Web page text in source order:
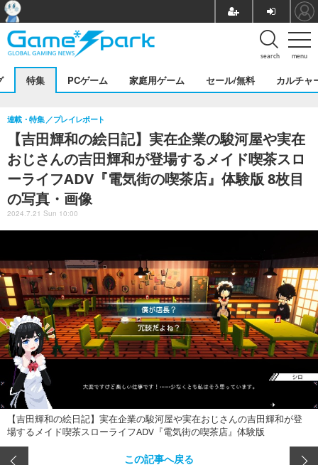
menu
search
特集 PCゲーム 家庭用ゲーム セール/無料 カルチャ
【吉田輝和の絵日記】実在企業の駿河屋や実在
おじさんの吉田輝和が登場するメイド喫茶スロ
ーライフADV『電気街の喫茶店』体験版 8枚目
の写真・画像
連載・特集 プレイレポート
2024.7.21 Sun 10:00
【吉田輝和の絵日記】実在企業の駿河屋や実在おじさんの吉田輝和が登
場するメイド喫茶スローライフADV『電気街の喫茶店』体験版
この記事へ戻る